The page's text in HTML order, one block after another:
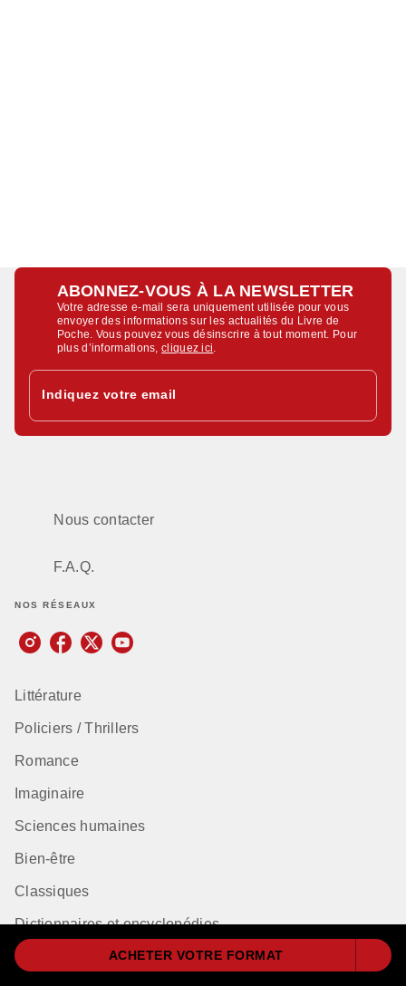
ACHETER VOTRE FORMAT
ABONNEZ-VOUS À LA NEWSLETTER
Votre adresse e-mail sera uniquement utilisée pour vous
envoyer des informations sur les actualités du Livre de
Poche. Vous pouvez vous désinscrire à tout moment. Pour
plus d’informations,cliquez ici
Indiquez votre email
Nous contacter
F.A.Q.
NOS RÉSEAUX
Littérature
Policiers / Thrillers
Romance
Imaginaire
Sciences humaines
Bien-être
Classiques
Dictionnaires et encyclopédies
Humour et Bandes dessinées